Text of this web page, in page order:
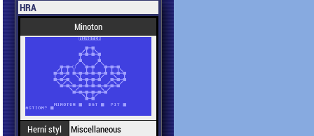
HRA
Minoton
Herní styl
Miscellaneous